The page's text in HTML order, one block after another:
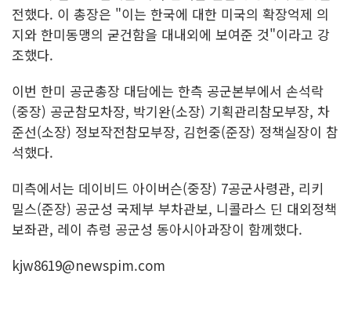
전했다. 이 총장은 "이는 한국에 대한 미국의 확장억제 의
지와 한미동맹의 굳건함을 대내외에 보여준 것"이라고 강
조했다.
이번 한미 공군총장 대담에는 한측 공군본부에서 손석락
(중장) 공군참모차장, 박기완(소장) 기획관리참모부장, 차
준선(소장) 정보작전참모부장, 김헌중(준장) 정책실장이 참
석했다.
미측에서는 데이비드 아이버슨(중장) 7공군사령관, 리키
밀스(준장) 공군성 국제부 부차관보, 니콜라스 딘 대외정책
보좌관, 레이 츄렁 공군성 동아시아과장이 함께했다.
kjw8619@newspim.com